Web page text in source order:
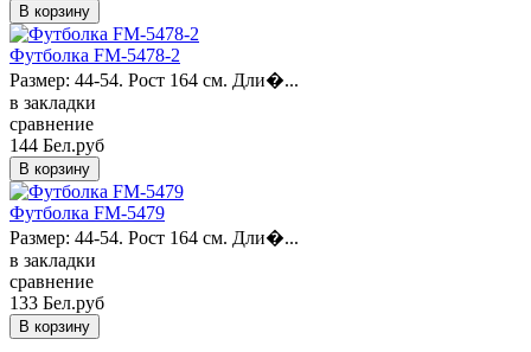
Футболка FM-5478-2
Размер: 44-54. Рост 164 см. Дли�...
в закладки
сравнение
144 Бел.руб
Футболка FM-5479
Размер: 44-54. Рост 164 см. Дли�...
в закладки
сравнение
133 Бел.руб